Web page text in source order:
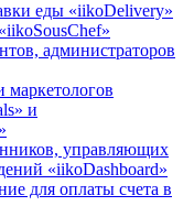
еды «iikoDelivery»
администраторов
маркетологов
и
управляющих
«iikoDashboard»
для оплаты счета в